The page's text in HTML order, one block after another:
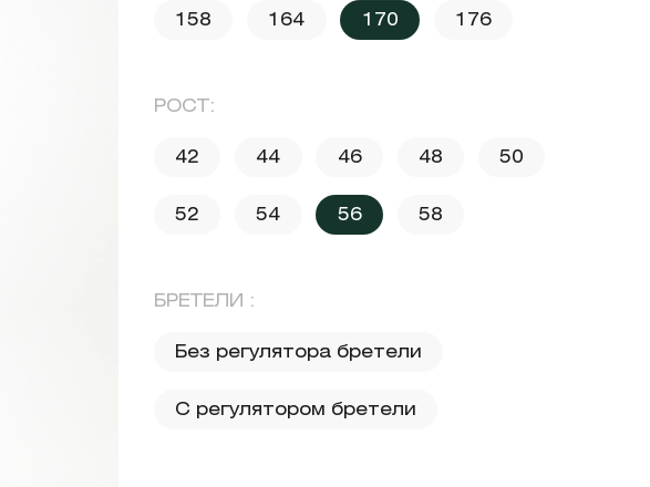
158 164 170 176
РОСТ:
42 44 46 48 50
52 54 56 58
БРЕТЕЛИ :
Без регулятора бретели
С регулятором бретели